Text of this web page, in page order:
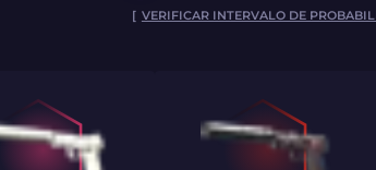
[ VERIFICAR INTERVALO DE